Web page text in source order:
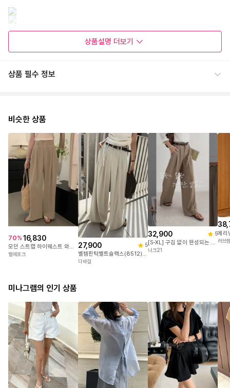
상품설명 더보기
상품 필수 정보
비슷한 상품
70% 16,830
모던 스트랩 하이웨스트 와이드 핀턱 롱 슬랙스
벨에포크
27,900 5
벨렘핀턱벨트슬랙스(8512)_D2SL
다바걸
32,900 5
[S-XL] 구김 없이 완성되는 찰랑 와이드 슬랙스! 미니멀한 무드로 오피스룩 하객룩 데일리 착장까지 OK!
나크21
러브
미나그램의 인기 상품